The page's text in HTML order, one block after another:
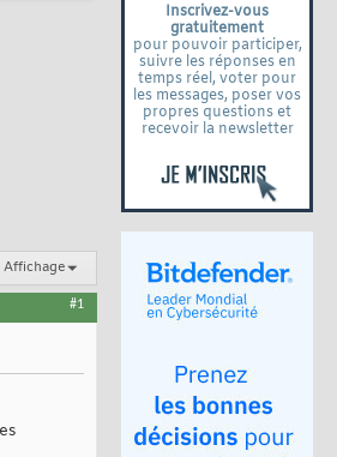
Inscrivez-vous
gratuitement
pour pouvoir participer,
suivre les réponses en
temps réel, voter pour
les messages, poser vos
propres questions et
recevoir la newsletter
Affichage
#1